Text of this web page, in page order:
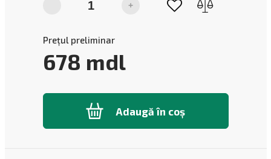
+
Prețul preliminar
678 mdl
Adaugă în coș